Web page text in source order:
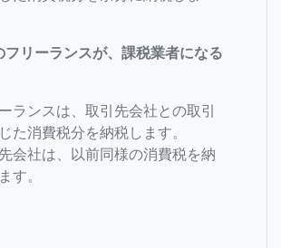
フリーランスが、課税業者になる
ランスは、取引先会社との取引
た消費税分を納税します。
会社は、以前同様の消費税を納
す。